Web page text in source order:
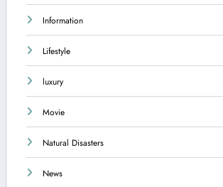
Information
Lifestyle
luxury
Movie
Natural Disasters
News